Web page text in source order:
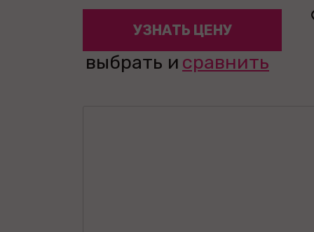
УЗНАТЬ ЦЕНУ
выбрать и сравнить